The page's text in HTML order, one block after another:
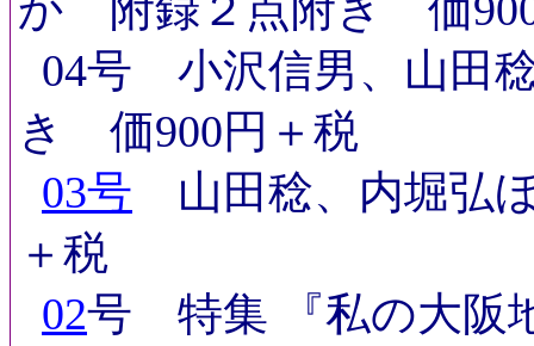
04号 小沢信男、山田
き 価900円＋税
03号 山田稔、内堀
＋税
02号 特集 『私の大阪